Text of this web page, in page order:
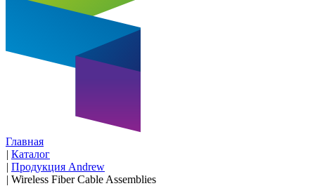
Главная
| Каталог
| Продукция Andrew
| Wireless Fiber Cable Assemblies